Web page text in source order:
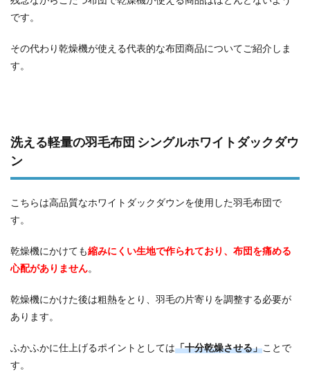
です。
その代わり乾燥機が使える代表的な布団商品についてご紹介しま
す。
洗える軽量の羽毛布団 シングルホワイトダックダウ
ン
こちらは高品質なホワイトダックダウンを使用した羽毛布団で
す。
乾燥機にかけても縮みにくい生地で作られており、布団を痛める
心配がありません。
乾燥機にかけた後は粗熱をとり、羽毛の片寄りを調整する必要が
あります。
ふかふかに仕上げるポイントとしては「十分乾燥させる」ことで
す。